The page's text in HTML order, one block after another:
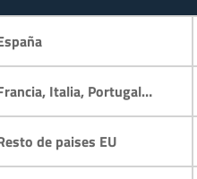
Italia, Portugal…
de paises EU